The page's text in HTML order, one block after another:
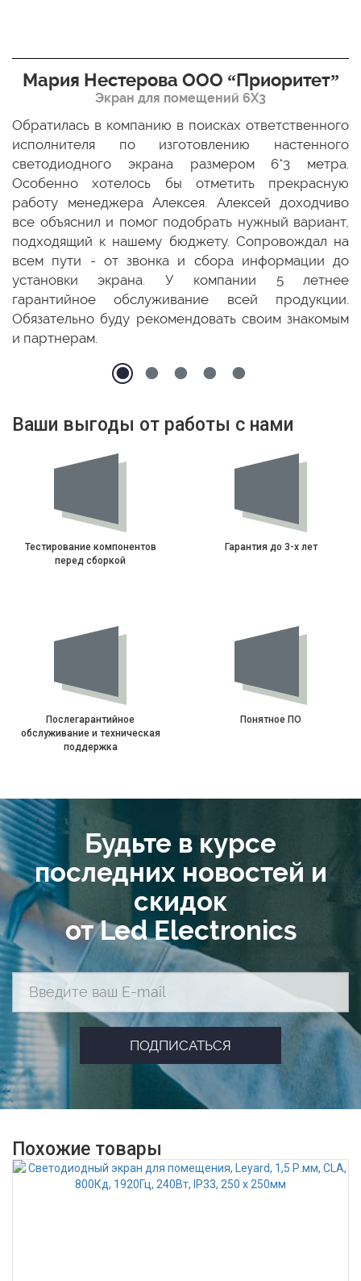
Мария Нестерова ООО “Приоритет”
Экран для помещений 6Х3
Обратилась в компанию в поисках ответственного
исполнителя по изготовлению настенного
светодиодного экрана размером 6*3 метра.
Особенно хотелось бы отметить прекрасную
работу менеджера Алексея. Алексей доходчиво
все объяснил и помог подобрать нужный вариант,
подходящий к нашему бюджету. Сопровождал на
всем пути - от звонка и сбора информации до
установки экрана. У компании 5 летнее
гарантийное обслуживание всей продукции.
Обязательно буду рекомендовать своим знакомым
и партнерам.
Ваши выгоды от работы с нами
Тестирование компонентов
перед сборкой
Гарантия до 3-х лет
Послегарантийное
обслуживание и техническая
поддержка
Понятное ПО
Будьте в курсе
последних новостей и
скидок
от Led Electronics
Похожие товары